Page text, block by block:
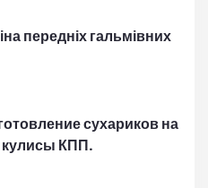
передніх гальмівних
сухариков на
кулисы КПП.